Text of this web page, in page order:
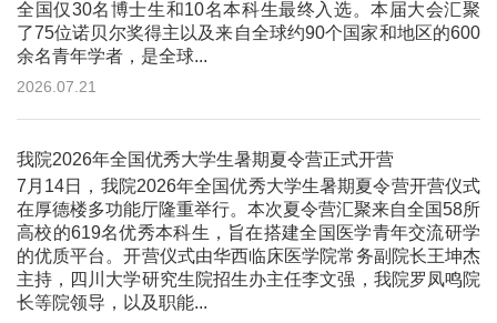
全国仅30名博士生和10名本科生最终入选。本届大会汇聚
了75位诺贝尔奖得主以及来自全球约90个国家和地区的600
余名青年学者，是全球...
2026.07.21
我院2026年全国优秀大学生暑期夏令营正式开营
7月14日，我院2026年全国优秀大学生暑期夏令营开营仪式
在厚德楼多功能厅隆重举行。本次夏令营汇聚来自全国58所
高校的619名优秀本科生，旨在搭建全国医学青年交流研学
的优质平台。开营仪式由华西临床医学院常务副院长王坤杰
主持，四川大学研究生院招生办主任李文强，我院罗凤鸣院
长等院领导，以及职能...